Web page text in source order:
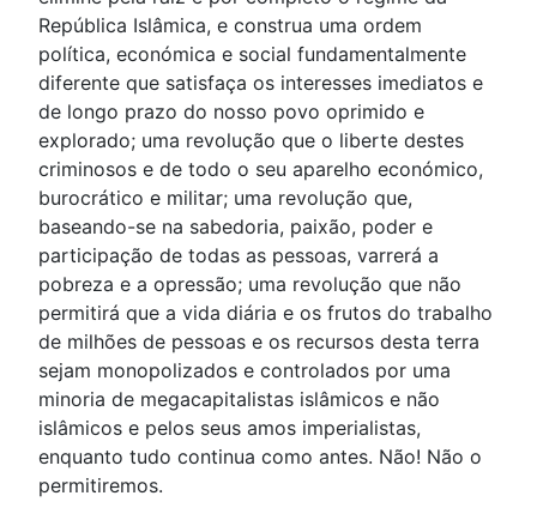
República Islâmica, e construa uma ordem
política, económica e social fundamentalmente
diferente que satisfaça os interesses imediatos e
de longo prazo do nosso povo oprimido e
explorado; uma revolução que o liberte destes
criminosos e de todo o seu aparelho económico,
burocrático e militar; uma revolução que,
baseando-se na sabedoria, paixão, poder e
participação de todas as pessoas, varrerá a
pobreza e a opressão; uma revolução que não
permitirá que a vida diária e os frutos do trabalho
de milhões de pessoas e os recursos desta terra
sejam monopolizados e controlados por uma
minoria de megacapitalistas islâmicos e não
islâmicos e pelos seus amos imperialistas,
enquanto tudo continua como antes. Não! Não o
permitiremos.